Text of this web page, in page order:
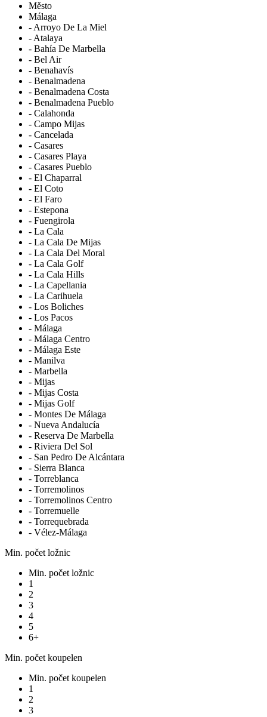
Město
Málaga
- Arroyo De La Miel
- Atalaya
- Bahía De Marbella
- Bel Air
- Benahavís
- Benalmadena
- Benalmadena Costa
- Benalmadena Pueblo
- Calahonda
- Campo Mijas
- Cancelada
- Casares
- Casares Playa
- Casares Pueblo
- El Chaparral
- El Coto
- El Faro
- Estepona
- Fuengirola
- La Cala
- La Cala De Mijas
- La Cala Del Moral
- La Cala Golf
- La Cala Hills
- La Capellania
- La Carihuela
- Los Boliches
- Los Pacos
- Málaga
- Málaga Centro
- Málaga Este
- Manilva
- Marbella
- Mijas
- Mijas Costa
- Mijas Golf
- Montes De Málaga
- Nueva Andalucía
- Reserva De Marbella
- Riviera Del Sol
- San Pedro De Alcántara
- Sierra Blanca
- Torreblanca
- Torremolinos
- Torremolinos Centro
- Torremuelle
- Torrequebrada
- Vélez-Málaga
Min. počet ložnic
Min. počet ložnic
1
2
3
4
5
6+
Min. počet koupelen
Min. počet koupelen
1
2
3